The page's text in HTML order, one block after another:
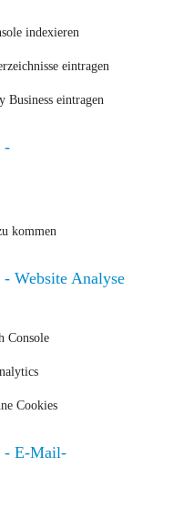
indexieren
eintragen
Business eintragen
-
kommen
Website Analyse
Console
Cookies
- E-Mail-